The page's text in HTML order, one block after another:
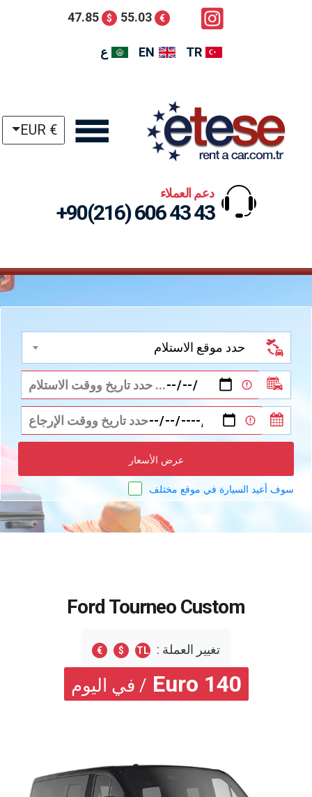
€
55.03
$
47.85
TR
EN ع
€ EUR
دعم العملاء
+90(216) 606 43 43
حدد موقع الاستلام
عرض الأسعار
سوف أعيد السيارة في موقع مختلف
Ford Tourneo Custom
تغيير العملة : TL
$
€
140
Euro / في اليوم